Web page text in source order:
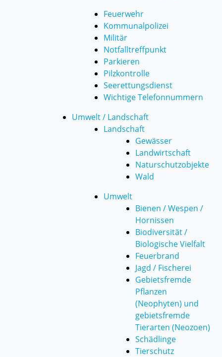
Feuerwehr
Kommunalpolizei
Militär
Notfalltreffpunkt
Parkieren
Pilzkontrolle
Seerettungsdienst
Wichtige Telefonnummern
Umwelt / Landschaft
Landschaft
Gewässer
Landwirtschaft
Naturschutzobjekte
Wald
Umwelt
Bienen / Wespen /
Hornissen
Biodiversität /
Biologische Vielfalt
Feuerbrand
Jagd / Fischerei
Gebietsfremde
Pflanzen
(Neophyten) und
gebietsfremde
Tierarten (Neozoen)
Schädlinge
Tierschutz